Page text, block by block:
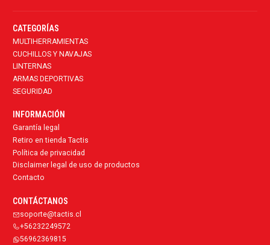
CATEGORÍAS
MULTIHERRAMIENTAS
CUCHILLOS Y NAVAJAS
LINTERNAS
ARMAS DEPORTIVAS
SEGURIDAD
INFORMACIÓN
Garantía legal
Retiro en tienda Tactis
Política de privacidad
Disclaimer legal de uso de productos
Contacto
CONTÁCTANOS
soporte@tactis.cl
+56232249572
56962369815